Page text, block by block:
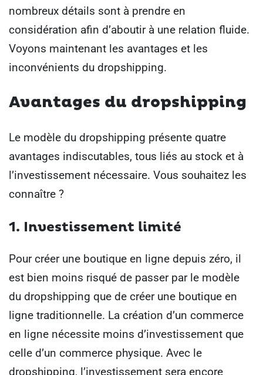
nombreux détails sont à prendre en
considération afin d’aboutir à une relation fluide.
Voyons maintenant les avantages et les
inconvénients du dropshipping.
Avantages du dropshipping
Le modèle du dropshipping présente quatre
avantages indiscutables, tous liés au stock et à
l’investissement nécessaire. Vous souhaitez les
connaître ?
1. Investissement limité
Pour créer une boutique en ligne depuis zéro, il
est bien moins risqué de passer par le modèle
du dropshipping que de créer une boutique en
ligne traditionnelle. La création d’un commerce
en ligne nécessite moins d’investissement que
celle d’un commerce physique. Avec le
dropshipping, l’investissement sera encore